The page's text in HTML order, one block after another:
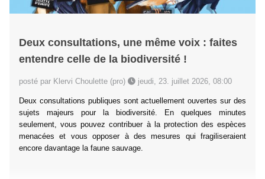
Deux consultations, une même voix : faites
entendre celle de la biodiversité !
posté par Klervi Choulette (pro) jeudi, 23. juillet 2026, 08:00
Deux consultations publiques sont actuellement ouvertes sur des
sujets majeurs pour la biodiversité. En quelques minutes
seulement, vous pouvez contribuer à la protection des espèces
menacées et vous opposer à des mesures qui fragiliseraient
encore davantage la faune sauvage.